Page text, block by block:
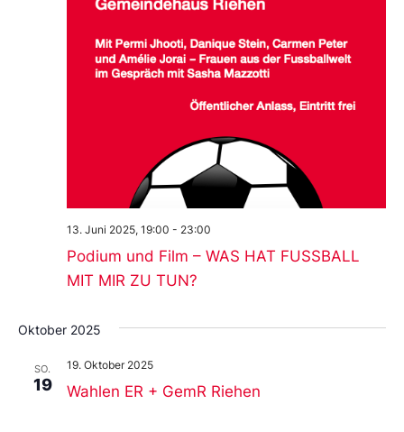
Podium und Film – WAS HAT FUSSBALL
MIT MIR ZU TUN?
13. Juni 2025, 19:00 - 23:00
Oktober 2025
SO.
19 Wahlen ER + GemR Riehen
19. Oktober 2025